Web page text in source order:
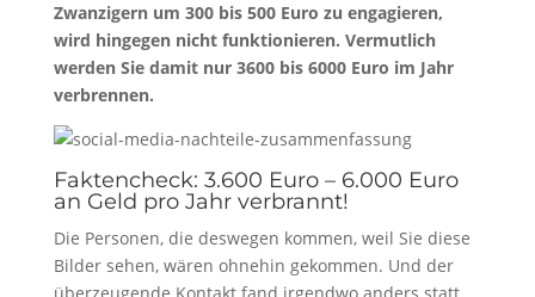
Zwanzigern um 300 bis 500 Euro zu engagieren,
wird hingegen nicht funktionieren. Vermutlich
werden Sie damit nur 3600 bis 6000 Euro im Jahr
verbrennen.
Faktencheck: 3.600 Euro – 6.000 Euro
an Geld pro Jahr verbrannt!
Die Personen, die deswegen kommen, weil Sie diese
Bilder sehen, wären ohnehin gekommen. Und der